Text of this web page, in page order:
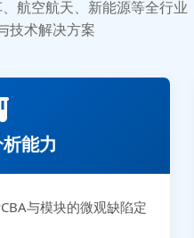
航空航天、新能源等全行
技术解决方案
能力
与模块的微观缺陷定